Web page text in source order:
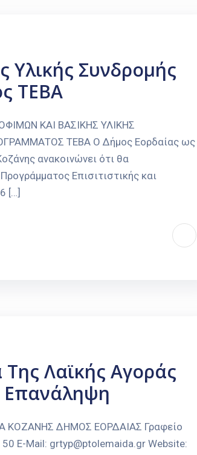
Υλικής Συνδρομής
ΤΕΒΑ
ΚΑΙ ΒΑΣΙΚΗΣ ΥΛΙΚΗΣ
ΤΕΒΑ Ο Δήμος Εορδαίας ως
ανακοινώνει ότι θα
Επισιτιστικής και
[…]
Της Λαϊκής Αγοράς
Επανάληψη
ΚΟΖΑΝΗΣ ΔΗΜΟΣ ΕΟΡΔΑΙΑΣ Γραφείο
E-Mail: grtyp@ptolemaida.gr Website: